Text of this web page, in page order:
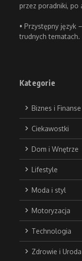
przez poradniki, po
• Przystępny język
trudnych tematach.
Kategorie
Biznes i Finanse
Ciekawostki
Dom i Wnętrze
Lifestyle
Moda i styl
Motoryzacja
Technologia
Zdrowie i Uroda